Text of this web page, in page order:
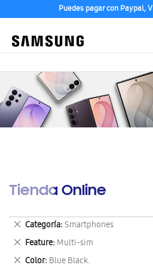
Puedes pagar con Paypal,
Tienda Online
Categoría Smartphones
Eliminar
este
artículo
Feature Multi-sim
Eliminar
este
Color Blue Black.
Eliminar